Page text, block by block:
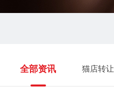
全部资讯 猫店转让